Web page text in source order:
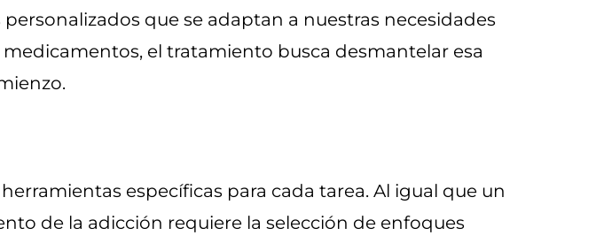
que se adaptan a nuestras necesidades
el tratamiento busca desmantelar esa
específicas para cada tarea. Al igual que un
de la adicción requiere la selección de enfoques